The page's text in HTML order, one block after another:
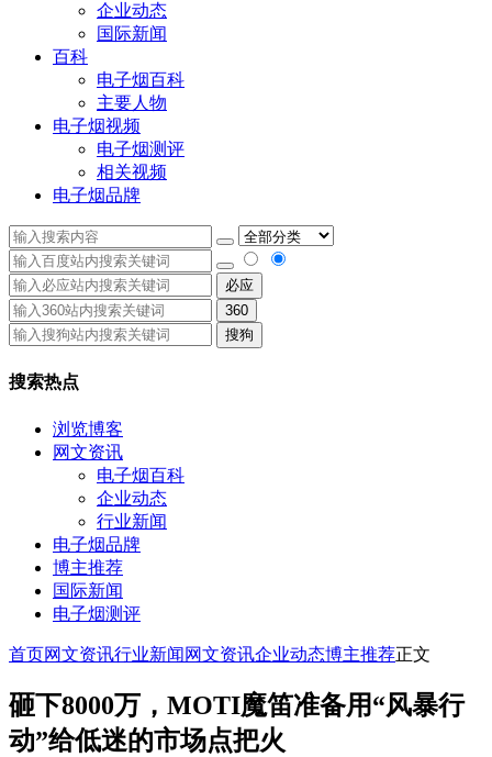
企业动态
国际新闻
百科
电子烟百科
主要人物
电子烟视频
电子烟测评
相关视频
电子烟品牌
必应
360
搜狗
搜索热点
浏览博客
网文资讯
电子烟百科
企业动态
行业新闻
电子烟品牌
博主推荐
国际新闻
电子烟测评
首页网文资讯行业新闻 网文资讯企业动态博主推荐正文
砸下8000万，MOTI魔笛准备用“风暴行
动”给低迷的市场点把火